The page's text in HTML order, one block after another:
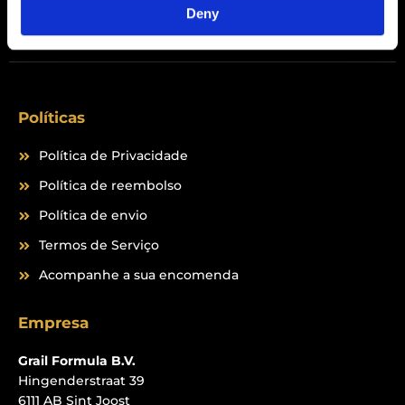
Deny
Políticas
Política de Privacidade
Política de reembolso
Política de envio
Termos de Serviço
Acompanhe a sua encomenda
Empresa
Grail Formula B.V.
Hingenderstraat 39
6111 AB Sint Joost